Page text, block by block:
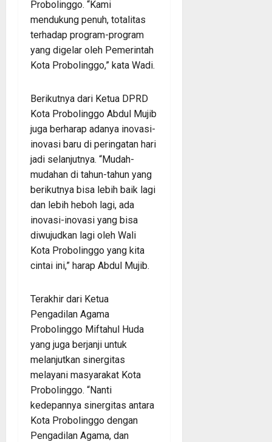
Probolinggo. “Kami
mendukung penuh, totalitas
terhadap program-program
yang digelar oleh Pemerintah
Kota Probolinggo,” kata Wadi.
Berikutnya dari Ketua DPRD
Kota Probolinggo Abdul Mujib
juga berharap adanya inovasi-
inovasi baru di peringatan hari
jadi selanjutnya. “Mudah-
mudahan di tahun-tahun yang
berikutnya bisa lebih baik lagi
dan lebih heboh lagi, ada
inovasi-inovasi yang bisa
diwujudkan lagi oleh Wali
Kota Probolinggo yang kita
cintai ini,” harap Abdul Mujib.
Terakhir dari Ketua
Pengadilan Agama
Probolinggo Miftahul Huda
yang juga berjanji untuk
melanjutkan sinergitas
melayani masyarakat Kota
Probolinggo. “Nanti
kedepannya sinergitas antara
Kota Probolinggo dengan
Pengadilan Agama, dan